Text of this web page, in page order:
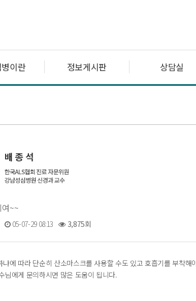
이란 정보게시판 상담실
~~
05-07-29 08:13 3,875회
에 따라 단순히 산소마스크를 사용할 수도 있고 호흡기를 부착
님에게 문의하시면 많은 도움이 됩니다.